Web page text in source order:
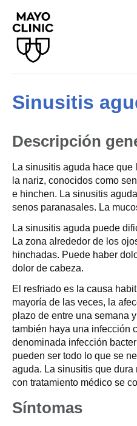
Sinusitis
Descripción
La sinusitis aguda hace
la nariz, conocidos como
e hinchen. La sinusitis
senos paranasales. La
La sinusitis aguda puede
La zona alrededor de los
hinchadas. Puede haber
dolor de cabeza.
El resfriado es la causa
mayoría de las veces, la
plazo de entre una semana
también haya una infección
denominada infección
pueden ser todo lo que se
aguda. La sinusitis que
con tratamiento médico se
Síntomas